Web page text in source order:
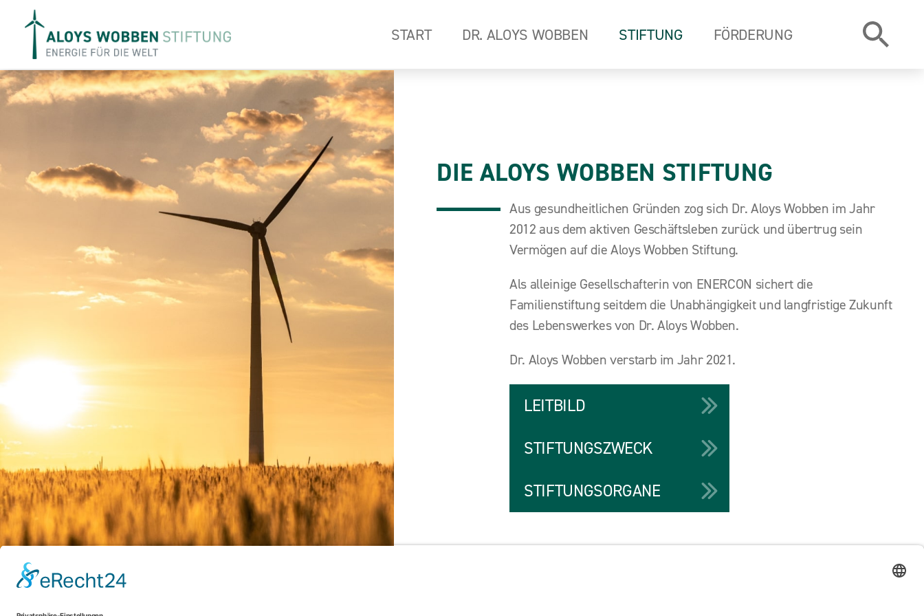
START DR. ALOYS WOBBEN STIFTUNG FÖRDERUNG
DIE ALOYS WOBBEN STIFTUNG
Aus gesundheitlichen Gründen zog sich Dr. Aloys Wobben im Jahr
2012 aus dem aktiven Geschäftsleben zurück und übertrug sein
Vermögen auf die Aloys Wobben Stiftung.
Als alleinige Gesellschafterin von ENERCON sichert die
Familienstiftung seitdem die Unabhängigkeit und langfristige Zukunft
des Lebenswerkes von Dr. Aloys Wobben.
Dr. Aloys Wobben verstarb im Jahr 2021.
LEITBILD
STIFTUNGSZWECK
STIFTUNGSORGANE